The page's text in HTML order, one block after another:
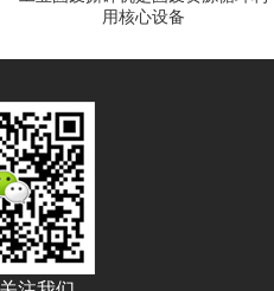
用核心设备